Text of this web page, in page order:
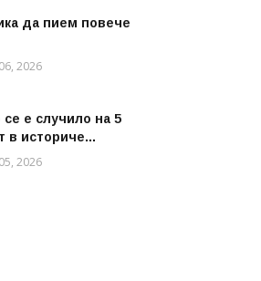
да пием повече
2026
се е случило на 5
в историче...
2026